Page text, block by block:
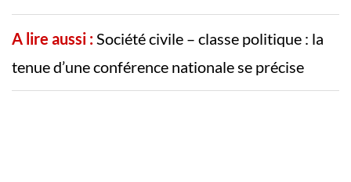
A lire aussi :Société civile – classe politique : la
tenue d’une conférence nationale se précise